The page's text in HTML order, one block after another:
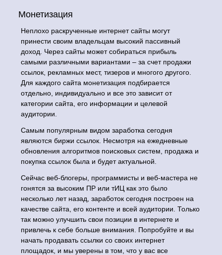
Монетизация
Неплохо раскрученные интернет сайты могут
принести своим владельцам высокий пассивный
доход. Через сайты может собираться прибыль
самыми различными вариантами – за счет продажи
ссылок, рекламных мест, тизеров и многого другого.
Для каждого сайта монетизация подбирается
отдельно, индивидуально и все это зависит от
категории сайта, его информации и целевой
аудитории.
Самым популярным видом заработка сегодня
являются биржи ссылок. Несмотря на ежедневные
обновления алгоритмов поисковых систем, продажа и
покупка ссылок была и будет актуальной.
Сейчас веб-блогеры, программисты и веб-мастера не
гонятся за высоким ПР или тИЦ как это было
несколько лет назад, заработок сегодня построен на
качестве сайта, его контенте и всей аудитории. Только
так можно улучшить свои позиции в интернете и
привлечь к себе больше внимания. Попробуйте и вы
начать продавать ссылки со своих интернет
площадок, и мы уверены в том, что у вас все